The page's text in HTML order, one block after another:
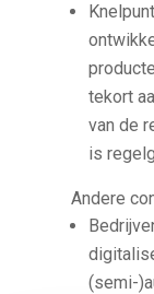
tekort
van de
is
Andere
(semi-